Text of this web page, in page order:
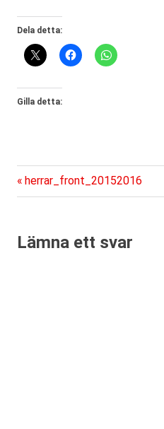
Dela detta:
Gilla detta:
Inläggsnavigering
Föregående
inlägg:
herrar_front_20152016
Lämna ett svar